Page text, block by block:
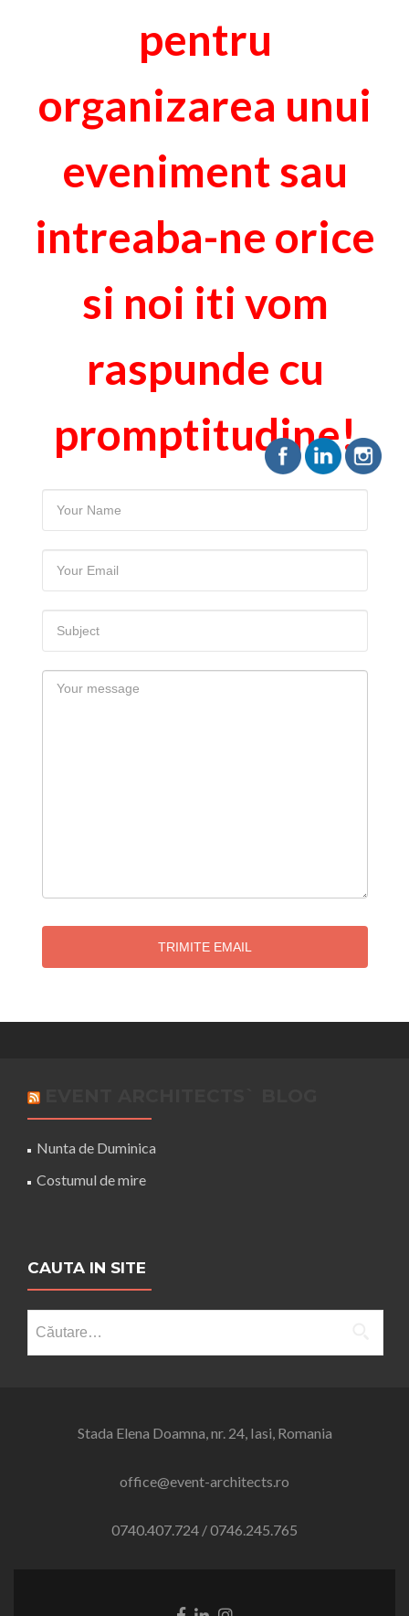
pentru
organizarea unui
eveniment sau
intreaba-ne orice
si noi iti vom
raspunde cu
promptitudine!
TRIMITE EMAIL
Nunta de Duminica
Costumul de mire
CAUTA IN SITE
Stada Elena Doamna, nr. 24, Iasi, Romania
office@event-architects.ro
0740.407.724 / 0746.245.765